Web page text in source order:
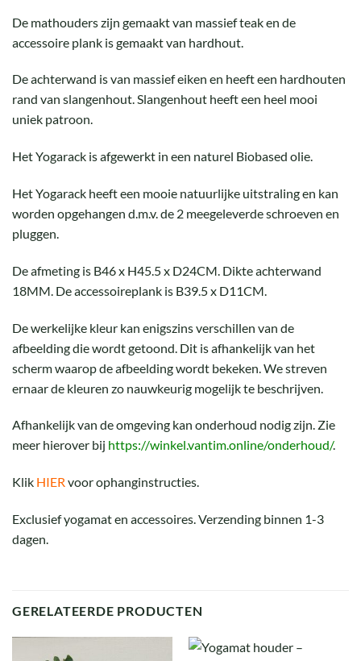
De mathouders zijn gemaakt van massief teak en de
accessoire plank is gemaakt van hardhout.
De achterwand is van massief eiken en heeft een hardhouten
rand van slangenhout. Slangenhout heeft een heel mooi
uniek patroon.
Het Yogarack is afgewerkt in een naturel Biobased olie.
Het Yogarack heeft een mooie natuurlijke uitstraling en kan
worden opgehangen d.m.v. de 2 meegeleverde schroeven en
pluggen.
De afmeting is B46 x H45.5 x D24CM. Dikte achterwand
18MM. De accessoireplank is B39.5 x D11CM.
De werkelijke kleur kan enigszins verschillen van de
afbeelding die wordt getoond. Dit is afhankelijk van het
scherm waarop de afbeelding wordt bekeken. We streven
ernaar de kleuren zo nauwkeurig mogelijk te beschrijven.
Afhankelijk van de omgeving kan onderhoud nodig zijn. Zie
meer hierover bij https://winkel.vantim.online/onderhoud/.
Klik HIER voor ophanginstructies.
Exclusief yogamat en accessoires. Verzending binnen 1-3
dagen.
GERELATEERDE PRODUCTEN